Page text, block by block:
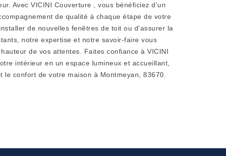
Avec VICINI Couverture , vous bénéficiez d'un
de qualité à chaque étape de votre
de nouvelles fenêtres de toit ou d'assurer la
notre expertise et notre savoir-faire vous
de vos attentes. Faites confiance à VICINI
intérieur en un espace lumineux et accueillant,
confort de votre maison à Montmeyan, 83670.